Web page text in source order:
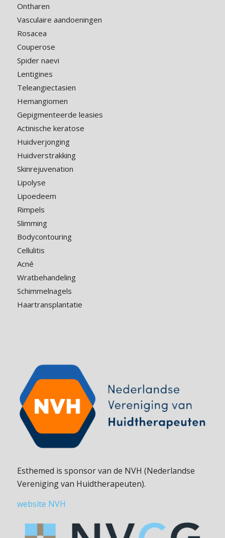
Ontharen
Vasculaire aandoeningen
Rosacea
Couperose
Spider naevi
Lentigines
Teleangiectasien
Hemangiomen
Gepigmenteerde leasies
Actinische keratose
Huidverjonging
Huidverstrakking
Skinrejuvenation
Lipolyse
Lipoedeem
Rimpels
Slimming
Bodycontouring
Cellulitis
Acné
Wratbehandeling
Schimmelnagels
Haartransplantatie
Esthemed is sponsor van de NVH (Nederlandse
Vereniging van Huidtherapeuten).
website NVH